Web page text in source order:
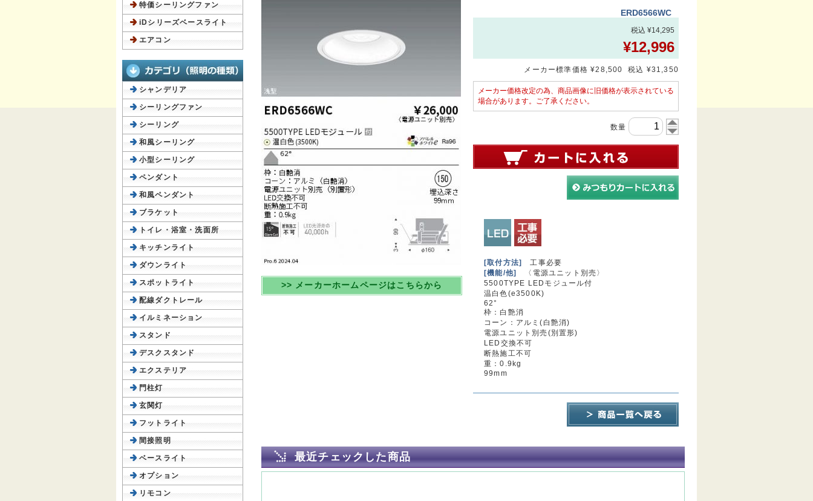
>> メーカーホームページはこちらから
ERD6566WC
税込 ¥14,295
¥12,996
メーカー標準価格 ¥28,500 税込 ¥31,350
メーカー価格改定の為、商品画像に旧価格が表示されている
場合があります。ご了承ください。
数量
[取付方法]
工事必要
[機能/他]
〈電源ユニット別売〉
5500TYPE LEDモジュール付
温白色(e3500K)
62°
枠：白艶消
コーン：アルミ(白艶消)
電源ユニット別売(別置形)
LED交換不可
断熱施工不可
重：0.9kg
99mm
最近チェックした商品
特価シーリングファン
iDシリーズベースライト
エアコン
シャンデリア
シーリングファン
シーリング
和風シーリング
小型シーリング
ペンダント
和風ペンダント
ブラケット
トイレ・浴室・洗面所
キッチンライト
ダウンライト
スポットライト
配線ダクトレール
イルミネーション
スタンド
デスクスタンド
エクステリア
門柱灯
玄関灯
フットライト
間接照明
ベースライト
オプション
リモコン